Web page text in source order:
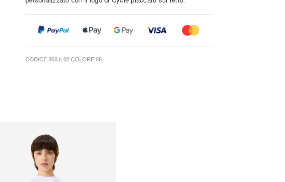
CODICE 362JL02 COLORE 08